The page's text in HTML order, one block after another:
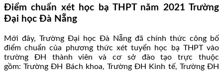
Điểm chuẩn xét học bạ THPT năm 2021 Trường
Đại học Đà Nẵng
Mới đây, Trường Đại học Đà Nẵng đã chính thức công bố
điểm chuẩn của phương thức xét tuyển học bạ THPT vào
trường ĐH thành viên và cơ sở đào tạo trực thuộc
gồm: Trường ĐH Bách khoa, Trường ĐH Kinh tế, Trường ĐH